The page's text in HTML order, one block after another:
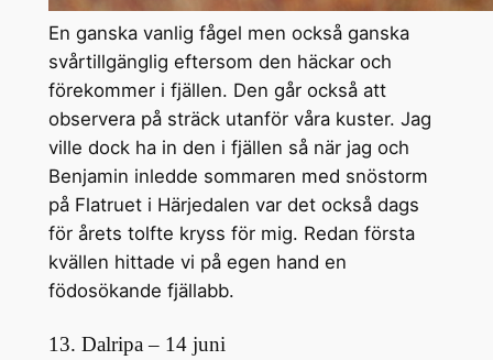
En ganska vanlig fågel men också ganska
svårtillgänglig eftersom den häckar och
förekommer i fjällen. Den går också att
observera på sträck utanför våra kuster. Jag
ville dock ha in den i fjällen så när jag och
Benjamin inledde sommaren med snöstorm
på Flatruet i Härjedalen var det också dags
för årets tolfte kryss för mig. Redan första
kvällen hittade vi på egen hand en
födosökande fjällabb.
13. Dalripa – 14 juni